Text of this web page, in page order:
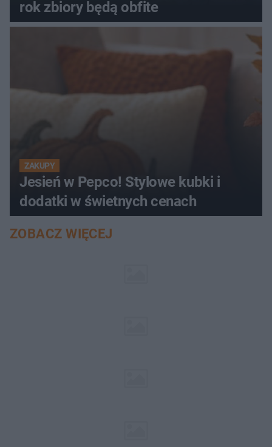
rok zbiory będą obfite
ZAKUPY
Jesień w Pepco! Stylowe kubki i
dodatki w świetnych cenach
ZOBACZ WIĘCEJ